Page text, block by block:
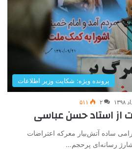
پرونده ویژه: شکایت وزیر اطلاعات
۲ ۵۱۱
از استاد حسن عباسی
تلگرامی ساده آتش‌بیار معرکه اعتراضات
رسانه‌ای پرحجم…